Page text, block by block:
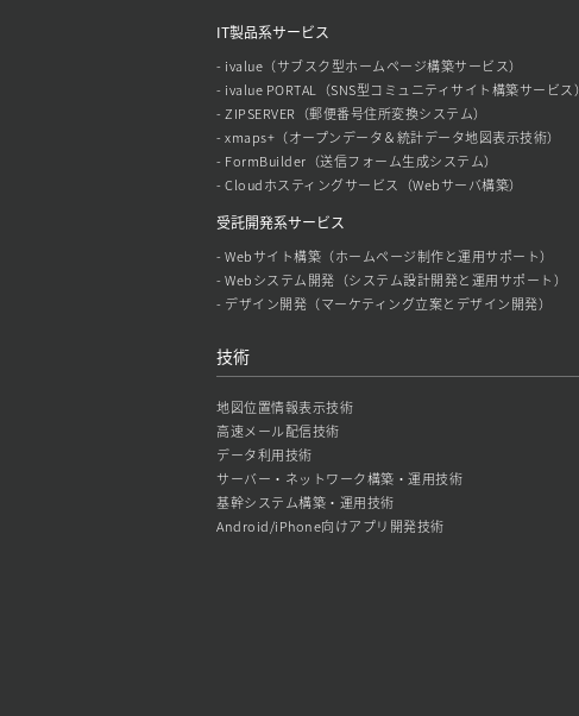
IT製品系サービス
- ivalue（サブスク型ホームページ構築サービス）
- ivalue PORTAL（SNS型コミュニティサイト構築サービス）
- ZIPSERVER（郵便番号住所変換システム）
- xmaps+（オープンデータ＆統計データ地図表示技術）
- FormBuilder（送信フォーム生成システム）
- Cloudホスティングサービス（Webサーバ構築）
受託開発系サービス
- Webサイト構築（ホームページ制作と運用サポート）
- Webシステム開発（システム設計開発と運用サポート）
- デザイン開発（マーケティング立案とデザイン開発）
技術
地図位置情報表示技術
高速メール配信技術
データ利用技術
サーバー・ネットワーク構築・運用技術
基幹システム構築・運用技術
Android/iPhone向けアプリ開発技術